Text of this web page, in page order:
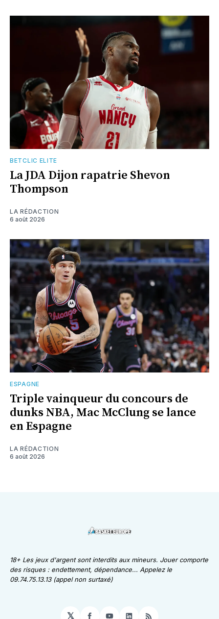
BETCLIC ELITE
La JDA Dijon rapatrie Shevon
Thompson
LA RÉDACTION
6 août 2026
ESPAGNE
Triple vainqueur du concours de
dunks NBA, Mac McClung se lance
en Espagne
LA RÉDACTION
6 août 2026
18+ Les jeux d'argent sont interdits aux mineurs. Jouer comporte
des risques : endettement, dépendance... Appelez le
09.74.75.13.13 (appel non surtaxé)
𝕏